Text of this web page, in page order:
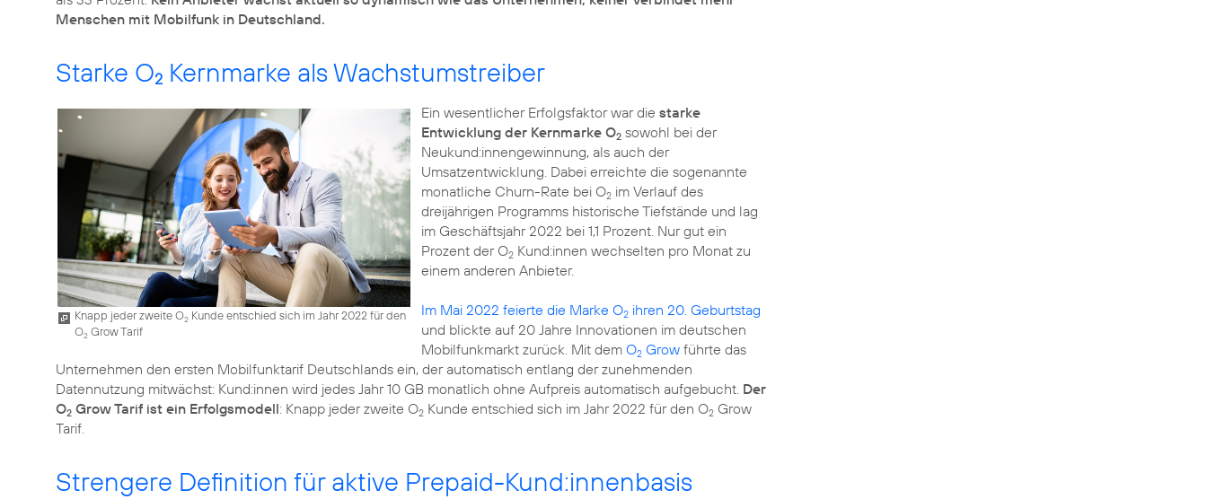
Menschen mit Mobilfunk in Deutschland.
Starke O2 Kernmarke als Wachstumstreiber
Knapp jeder zweite O2 Kunde entschied sich im Jahr 2022 für den
O2 Grow Tarif
Ein wesentlicher Erfolgsfaktor war die starke
Entwicklung der Kernmarke O2sowohl bei der
Neukund:innengewinnung, als auch der
Umsatzentwicklung. Dabei erreichte die sogenannte
monatliche Churn-Rate bei O2im Verlauf des
dreijährigen Programms historische Tiefstände und lag
im Geschäftsjahr 2022 bei 1,1 Prozent. Nur gut ein
Prozent der O2Kund:innen wechselten pro Monat zu
einem anderen Anbieter.
Im Mai 2022 feierte die Marke O2ihren 20. Geburtstag
und blickte auf 20 Jahre Innovationen im deutschen
Mobilfunkmarkt zurück. Mit dem O2Growführte das
Unternehmen den ersten Mobilfunktarif Deutschlands ein, der automatisch entlang der zunehmenden
Datennutzung mitwächst: Kund:innen wird jedes Jahr 10 GB monatlich ohne Aufpreis automatisch aufgebucht. Der
O2 Grow Tarif ist ein Erfolgsmodell: Knapp jeder zweite O2 Kunde entschied sich im Jahr 2022 für den O2 Grow
Tarif.
Strengere Definition für aktive Prepaid-Kund:innenbasis